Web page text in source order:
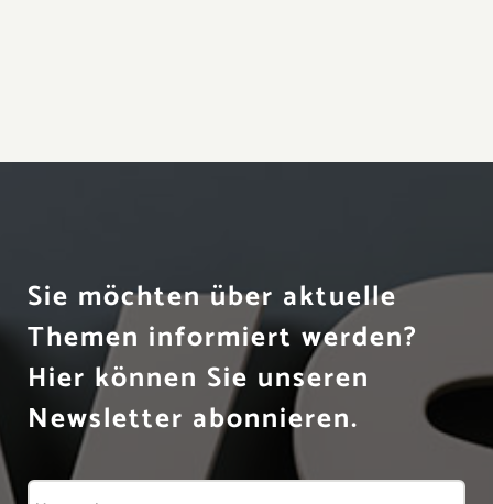
Sie möchten über aktuelle
Themen informiert werden?
Hier können Sie unseren
Newsletter abonnieren.